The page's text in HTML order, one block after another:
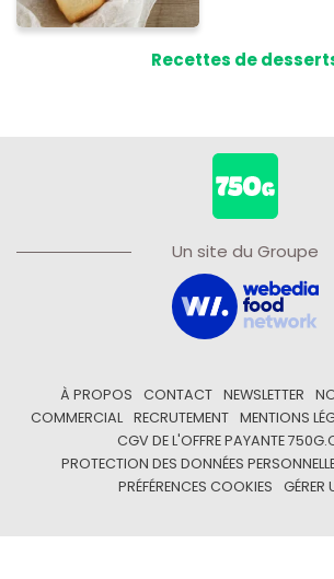
Recettes de
Un site du Groupe
À PROPOS CONTACT NEWSLETTER
COMMERCIAL
RECRUTEMENT MENTIONS
CGV DE L'OFFRE PAYANTE
PROTECTION DES DONNÉES
PRÉFÉRENCES COOKIES
GÉRER